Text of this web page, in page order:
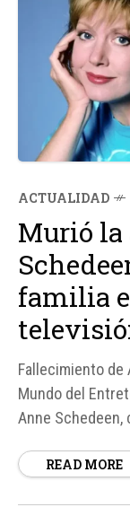
ACTUALIDAD
Murió
familia
Fallecimiento de
Mundo del
Anne Schedeen,
los 77 años,
READ MORE